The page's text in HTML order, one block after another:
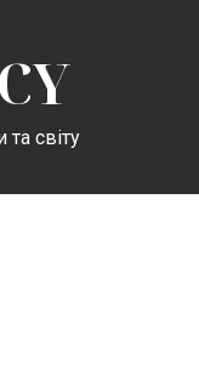
та світу